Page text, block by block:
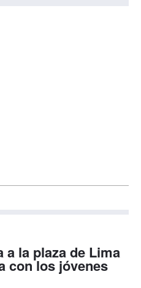
a la plaza de Lima
con los jóvenes